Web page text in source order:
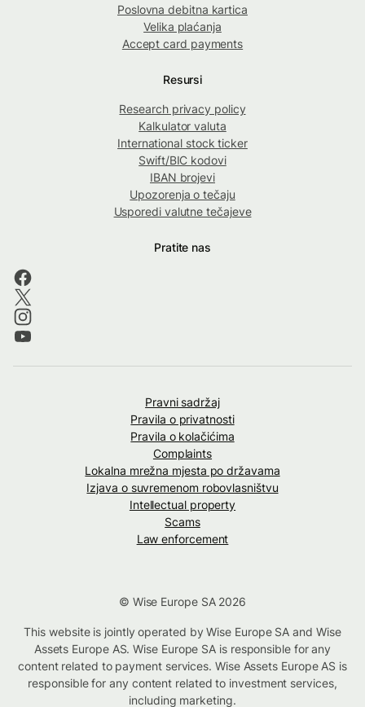
Poslovna debitna kartica
Velika plaćanja
Accept card payments
Resursi
Research privacy policy
Kalkulator valuta
International stock ticker
Swift/BIC kodovi
IBAN brojevi
Upozorenja o tečaju
Usporedi valutne tečajeve
Pratite nas
Pravni sadržaj
Pravila o privatnosti
Pravila o kolačićima
Complaints
Lokalna mrežna mjesta po državama
Izjava o suvremenom robovlasništvu
Intellectual property
Scams
Law enforcement
© Wise Europe SA 2026
This website is jointly operated by Wise Europe SA and Wise
Assets Europe AS. Wise Europe SA is responsible for any
content related to payment services. Wise Assets Europe AS is
responsible for any content related to investment services,
including marketing.